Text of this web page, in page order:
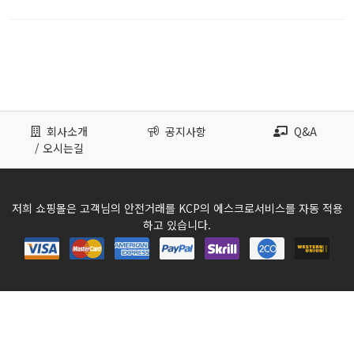
회사소개
/ 오시는길
공지사항 Q&A
저희 쇼핑몰은 고객님의 안전거래를 KCP의 에스크로서비스를 자동 적용
하고 있습니다.